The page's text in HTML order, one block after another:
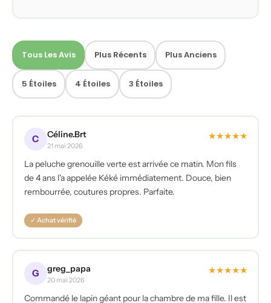
Tous Les Avis Plus Récents Plus Anciens
5 Étoiles 4 Étoiles 3 Étoiles
C Céline.Brt
21 mai 2026
★★★★★
La peluche grenouille verte est arrivée ce matin. Mon fils
de 4 ans l'a appelée Kéké immédiatement. Douce, bien
rembourrée, coutures propres. Parfaite.
✓ Achat vérifié
G greg_papa
20 mai 2026
★★★★★
Commandé le lapin géant pour la chambre de ma fille. Il est